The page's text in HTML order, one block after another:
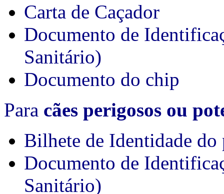
Carta de Caçador
Documento de
Sanitário)
Documento do chip
Para cães perigosos ou
Bilhete de Identidade
Documento de
Sanitário)